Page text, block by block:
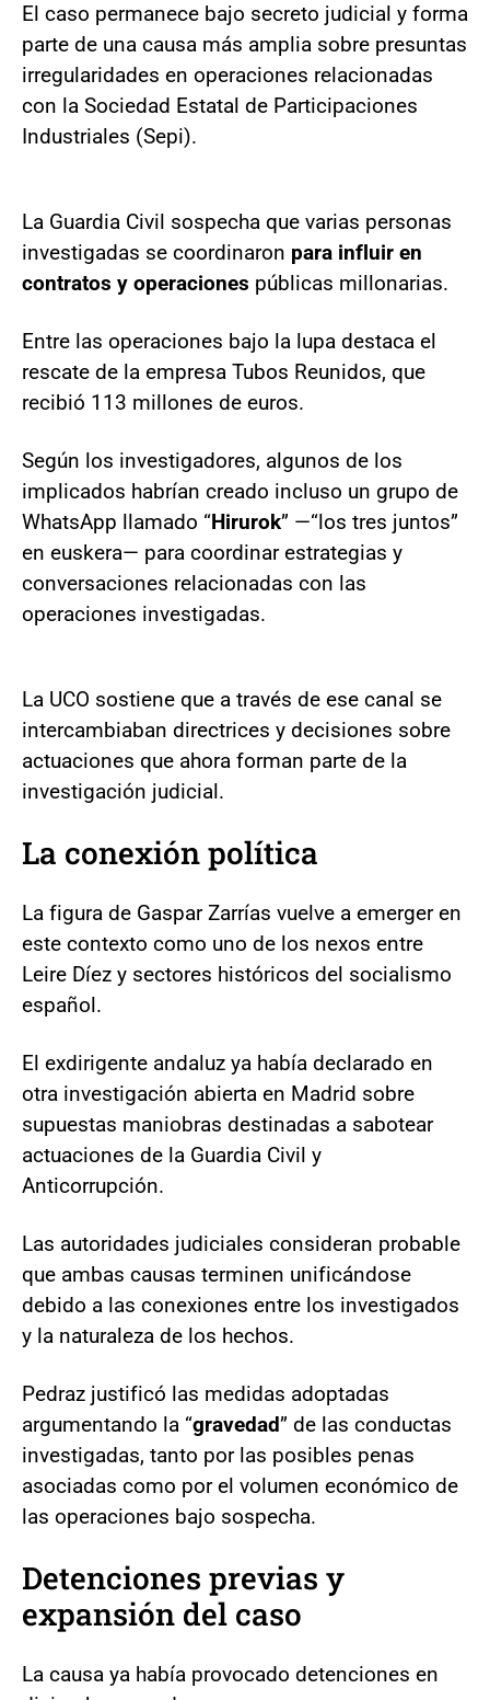
El caso permanece bajo secreto judicial y forma
parte de una causa más amplia sobre presuntas
irregularidades en operaciones relacionadas
con la Sociedad Estatal de Participaciones
Industriales (Sepi).
La Guardia Civil sospecha que varias personas
investigadas se coordinaron para influir en
contratos y operaciones públicas millonarias.
Entre las operaciones bajo la lupa destaca el
rescate de la empresa Tubos Reunidos, que
recibió 113 millones de euros.
Según los investigadores, algunos de los
implicados habrían creado incluso un grupo de
WhatsApp llamado “Hirurok” —“los tres juntos”
en euskera— para coordinar estrategias y
conversaciones relacionadas con las
operaciones investigadas.
La UCO sostiene que a través de ese canal se
intercambiaban directrices y decisiones sobre
actuaciones que ahora forman parte de la
investigación judicial.
La conexión política
La figura de Gaspar Zarrías vuelve a emerger en
este contexto como uno de los nexos entre
Leire Díez y sectores históricos del socialismo
español.
El exdirigente andaluz ya había declarado en
otra investigación abierta en Madrid sobre
supuestas maniobras destinadas a sabotear
actuaciones de la Guardia Civil y
Anticorrupción.
Las autoridades judiciales consideran probable
que ambas causas terminen unificándose
debido a las conexiones entre los investigados
y la naturaleza de los hechos.
Pedraz justificó las medidas adoptadas
argumentando la “gravedad” de las conductas
investigadas, tanto por las posibles penas
asociadas como por el volumen económico de
las operaciones bajo sospecha.
Detenciones previas y
expansión del caso
La causa ya había provocado detenciones en